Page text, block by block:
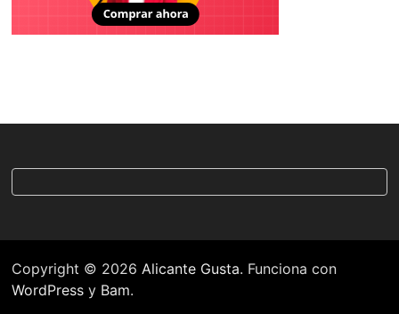
Copyright © 2026 Alicante Gusta. Funciona con
WordPressy Bam.